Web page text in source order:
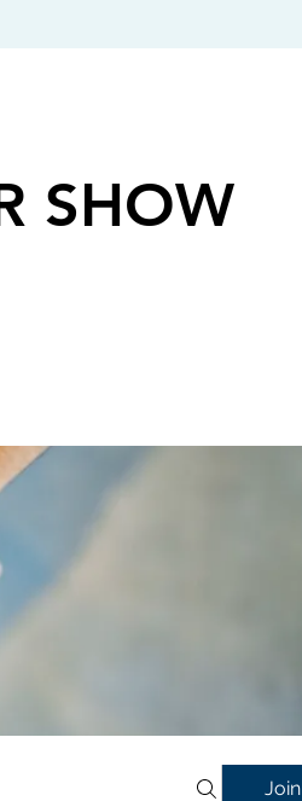
SHOW
Join